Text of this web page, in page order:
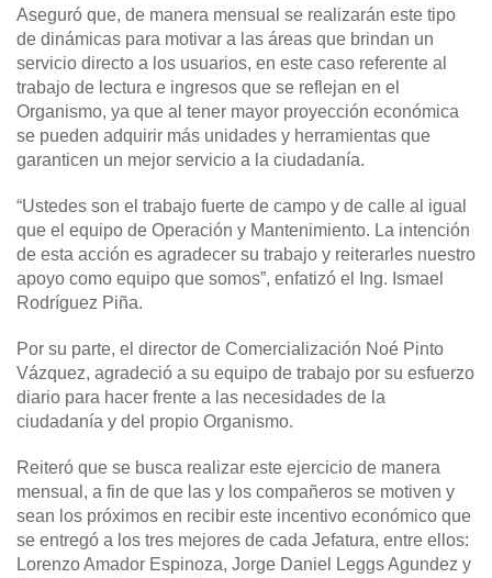
Aseguró que, de manera mensual se realizarán este tipo
de dinámicas para motivar a las áreas que brindan un
servicio directo a los usuarios, en este caso referente al
trabajo de lectura e ingresos que se reflejan en el
Organismo, ya que al tener mayor proyección económica
se pueden adquirir más unidades y herramientas que
garanticen un mejor servicio a la ciudadanía.
“Ustedes son el trabajo fuerte de campo y de calle al igual
que el equipo de Operación y Mantenimiento. La intención
de esta acción es agradecer su trabajo y reiterarles nuestro
apoyo como equipo que somos”, enfatizó el Ing. Ismael
Rodríguez Piña.
Por su parte, el director de Comercialización Noé Pinto
Vázquez, agradeció a su equipo de trabajo por su esfuerzo
diario para hacer frente a las necesidades de la
ciudadanía y del propio Organismo.
Reiteró que se busca realizar este ejercicio de manera
mensual, a fin de que las y los compañeros se motiven y
sean los próximos en recibir este incentivo económico que
se entregó a los tres mejores de cada Jefatura, entre ellos:
Lorenzo Amador Espinoza, Jorge Daniel Leggs Agundez y